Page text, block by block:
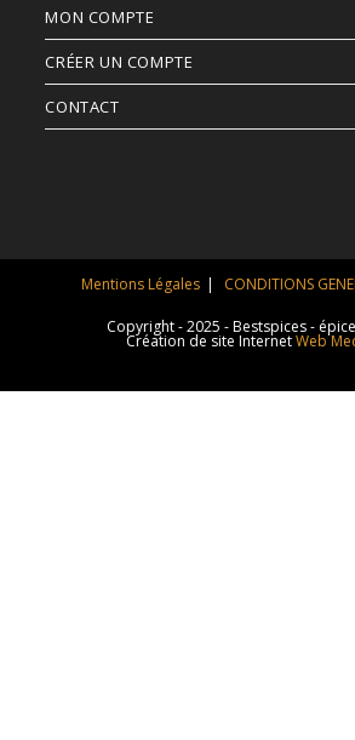
MON COMPTE
CRÉER UN COMPTE
CONTACT
Mentions Légales CONDITIONS
Copyright - 2025 - Bestspices -
Création de site InternetWeb